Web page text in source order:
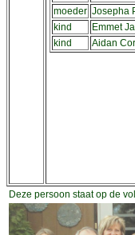
moeder Josepha
kind
Emmet
kind
Aidan
Deze persoon staat op de